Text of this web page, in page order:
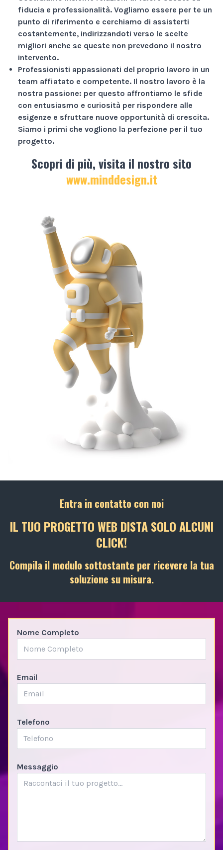
fiducia e professionalità. Vogliamo essere per te un
punto di riferimento e cerchiamo di assisterti
costantemente, indirizzandoti verso le scelte
migliori anche se queste non prevedono il nostro
intervento.
Professionisti appassionati del proprio lavoro in un
team affiatato e competente. Il nostro lavoro è la
nostra passione: per questo affrontiamo le sfide
con entusiasmo e curiosità per rispondere alle
esigenze e sfruttare nuove opportunità di crescita.
Siamo i primi che vogliono la perfezione per il tuo
progetto.
Scopri di più, visita il nostro sito
www.minddesign.it
Entra in contatto con noi
IL TUO PROGETTO WEB DISTA SOLO ALCUNI
CLICK!
Compila il modulo sottostante per ricevere la tua
soluzione su misura.
Nome Completo
Email
Telefono
Messaggio